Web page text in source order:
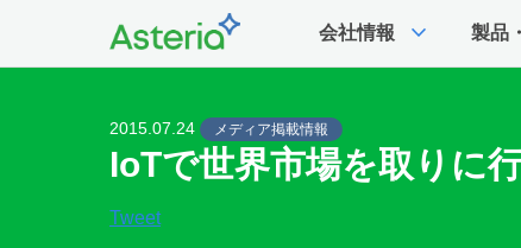
会社情報 expand_more 製品
2015.07.24 メディア掲載情報
IoTで世界市場を取りに
Tweet